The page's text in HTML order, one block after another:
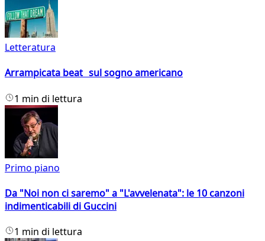
Letteratura
Arrampicata beat sul sogno americano
1 min di lettura
Primo piano
Da "Noi non ci saremo" a "L'avvelenata": le 10 canzoni
indimenticabili di Guccini
1 min di lettura